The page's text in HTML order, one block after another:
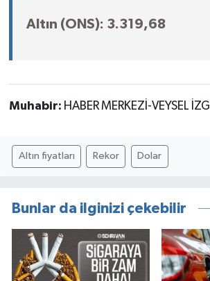
Altın (ONS): 3.319,68
Muhabir: HABER MERKEZİ-VEYSEL İZGİ
Altın fiyatları Rekor Dolar
Bunlar da ilginizi çekebilir